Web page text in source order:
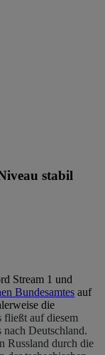
stabil
Stream 1 und
Bundesamtes auf
die
fließt auf diesem
Deutschland.
Russland durch die